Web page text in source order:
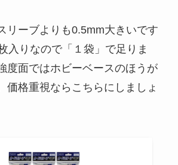
リーブよりも0.5mm大きいです
入りなので「１袋」で足りま
度面ではホビーベースのほうが
価格重視ならこちらにしましょ